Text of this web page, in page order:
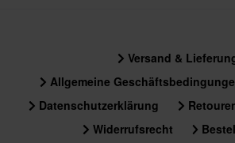
Versand &
Allgemeine
Datenschutzerklärung
Widerrufsrecht